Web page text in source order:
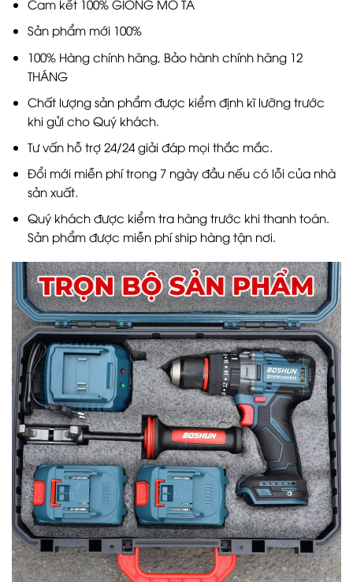
Cam kết 100% GIỐNG MÔ TẢ
Sản phẩm mới 100%
100% Hàng chính hãng, Bảo hành chính hãng 12
THÁNG
Chất lượng sản phẩm được kiểm định kĩ lưỡng trước
khi gửi cho Quý khách.
Tư vấn hỗ trợ 24/24 giải đáp mọi thắc mắc.
Đổi mới miễn phí trong 7 ngày đầu nếu có lỗi của nhà
sản xuất.
Quý khách được kiểm tra hàng trước khi thanh toán.
Sản phẩm được miễn phí ship hàng tận nơi.